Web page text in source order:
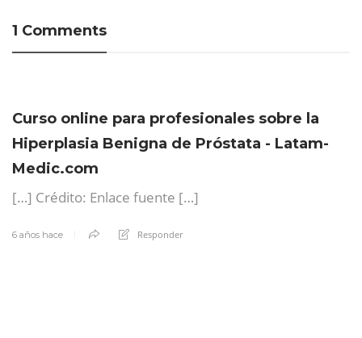
1 Comments
Curso online para profesionales sobre la
Hiperplasia Benigna de Próstata - Latam-
Medic.com
[…] Crédito: Enlace fuente […]
6 años hace Responder